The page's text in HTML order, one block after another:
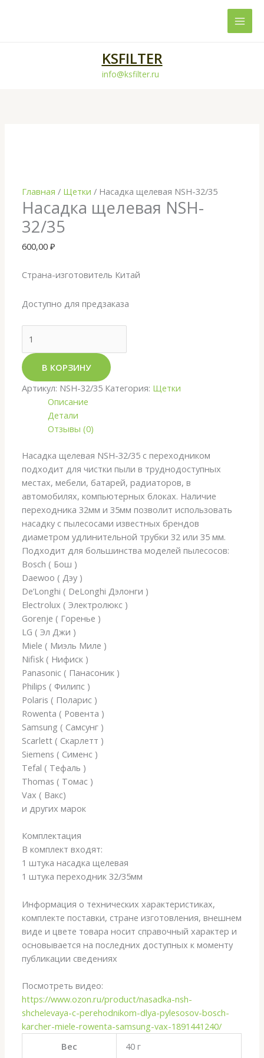
KSFILTER
info@ksfilter.ru
Главная / Щетки / Насадка щелевая NSH-32/35
Насадка щелевая NSH-
32/35
600,00₽
Страна-изготовитель Китай
Доступно для предзаказа
В КОРЗИНУ
Артикул: NSH-32/35 Категория: Щетки
Описание
Детали
Отзывы (0)
Насадка щелевая NSH-32/35 c переходником
подходит для чистки пыли в труднодоступных
местах, мебели, батарей, радиаторов, в
автомобилях, компьютерных блоках. Наличие
переходника 32мм и 35мм позволит использовать
насадку с пылесосами известных брендов
диаметром удлинительной трубки 32 или 35 мм.
Подходит для большинства моделей пылесосов:
Bosch ( Бош )
Daewoo ( Дэу )
De’Longhi ( DeLonghi Дэлонги )
Electrolux ( Электролюкс )
Gorenje ( Горенье )
LG ( Эл Джи )
Miele ( Миэль Миле )
Nifisk ( Нифиск )
Panasonic ( Панасоник )
Philips ( Филипс )
Polaris ( Поларис )
Rowenta ( Ровента )
Samsung ( Самсунг )
Scarlett ( Скарлетт )
Siemens ( Сименс )
Tefal ( Тефаль )
Thomas ( Томас )
Vax ( Вакс)
и других марок
Комплектация
В комплект входят:
1 штука насадка щелевая
1 штука переходник 32/35мм
Информация о технических характеристиках,
комплекте поставки, стране изготовления, внешнем
виде и цвете товара носит справочный характер и
основывается на последних доступных к моменту
публикации сведениях
Посмотреть видео:
https://www.ozon.ru/product/nasadka-nsh-
shchelevaya-c-perehodnikom-dlya-pylesosov-bosch-
karcher-miele-rowenta-samsung-vax-1891441240/
Вес
40 г